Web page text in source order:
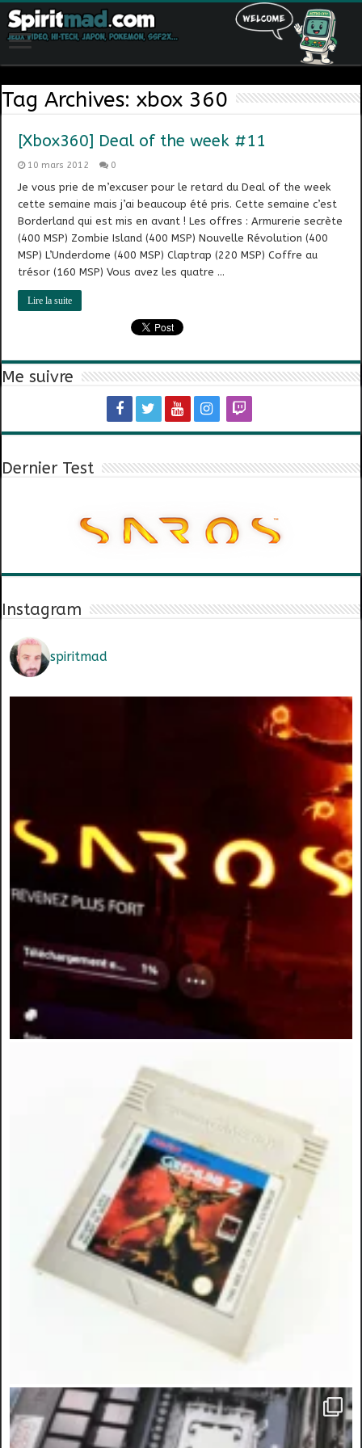
Tag Archives:xbox 360
[Xbox360] Deal of the week #11
10 mars 2012 0
Je vous prie de m’excuser pour le retard du Deal of the week
cette semaine mais j’ai beaucoup été pris. Cette semaine c’est
Borderland qui est mis en avant ! Les offres : Armurerie secrète
(400 MSP) Zombie Island (400 MSP) Nouvelle Révolution (400
MSP) L’Underdome (400 MSP) Claptrap (220 MSP) Coffre au
trésor (160 MSP) Vous avez les quatre …
Lire la suite
Me suivre
Dernier Test
Instagram
spiritmad